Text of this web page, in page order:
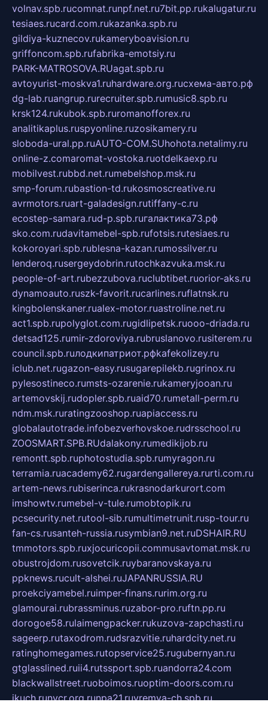
volnav.spb.rucomnat.runpf.net.ru7bit.pp.rukalugatur.ru
tesiaes.rucard.com.rukazanka.spb.ru
gildiya-kuznecov.rukameryboavision.ru
griffoncom.spb.rufabrika-emotsiy.ru
PARK-MATROSOVA.RUagat.spb.ru
avtoyurist-moskva1.ruhardware.org.ruсхема-авто.рф
dg-lab.ruangrup.rurecruiter.spb.rumusic8.spb.ru
krsk124.rukubok.spb.ruromanofforex.ru
analitikaplus.ruspyonline.ruzosikamery.ru
sloboda-ural.pp.ruAUTO-COM.SUhohota.netalimy.ru
online-z.comaromat-vostoka.ruotdelkaexp.ru
mobilvest.rubbd.net.rumebelshop.msk.ru
smp-forum.rubastion-td.rukosmoscreative.ru
avrmotors.ruart-galadesign.rutiffany-c.ru
ecostep-samara.rud-p.spb.ruгалактика73.рф
sko.com.rudavitamebel-spb.rufotsis.rutesiaes.ru
kokoroyari.spb.rublesna-kazan.rumossilver.ru
lenderoq.rusergeydobrin.rutochkazvuka.msk.ru
people-of-art.rubezzubova.ruclubtibet.ruorior-aks.ru
dynamoauto.ruszk-favorit.rucarlines.ruflatnsk.ru
kingbolenskaner.rualex-motor.ruastroline.net.ru
act1.spb.rupolyglot.com.rugidlipetsk.ruooo-driada.ru
detsad125.rumir-zdoroviya.rubruslanovo.rusiterem.ru
council.spb.ruлодкипатриот.рфkafekolizey.ru
iclub.net.rugazon-easy.rusugarepilekb.rugrinox.ru
pylesostineco.rumsts-ozarenie.rukameryjooan.ru
artemovskij.rudopler.spb.ruaid70.rumetall-perm.ru
ndm.msk.ruratingzooshop.ruapiaccess.ru
globalautotrade.infobezverhovskoe.rudrsschool.ru
ZOOSMART.SPB.RUdalakony.rumedikijob.ru
remontt.spb.ruphotostudia.spb.rumyragon.ru
terramia.ruacademy62.rugardengallereya.rurti.com.ru
artem-news.rubiserinca.rukrasnodarkurort.com
imshowtv.rumebel-v-tule.rumobtopik.ru
pcsecurity.net.rutool-sib.rumultimetrunit.rusp-tour.ru
fan-cs.rusanteh-russia.rusymbian9.net.ruDSHAIR.RU
tmmotors.spb.ruxjocuricopii.commusavtomat.msk.ru
obustrojdom.rusovetcik.ruybaranovskaya.ru
ppknews.rucult-alshei.ruJAPANRUSSIA.RU
proekciyamebel.ruimper-finans.rurim.org.ru
glamourai.rubrassminus.ruzabor-pro.ruftn.pp.ru
dorogoe58.rulaimengpacker.rukuzova-zapchasti.ru
sageerp.rutaxodrom.rudsrazvitie.ruhardcity.net.ru
ratinghomegames.rutopservice25.rugubernyan.ru
gtglasslined.ruii4.rutssport.spb.ruandorra24.com
blackwallstreet.ruoboimos.ruoptim-doors.com.ru
ikuch.runycr.org.runpa21.ruvremya-ch.spb.ru